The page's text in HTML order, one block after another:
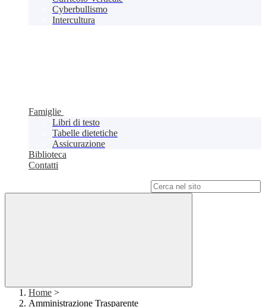
Cyberbullismo
Intercultura
Famiglie
Libri di testo
Tabelle dietetiche
Assicurazione
Biblioteca
Contatti
Home >
Amministrazione Trasparente